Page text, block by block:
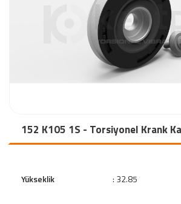
152 K105 1S - Torsiyonel Krank
Yükseklik : 32.85